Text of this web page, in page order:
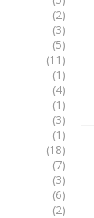
(2)
(3)
(5)
(11)
(1)
(4)
(1)
(3)
(1)
(18)
(7)
(3)
(6)
(2)